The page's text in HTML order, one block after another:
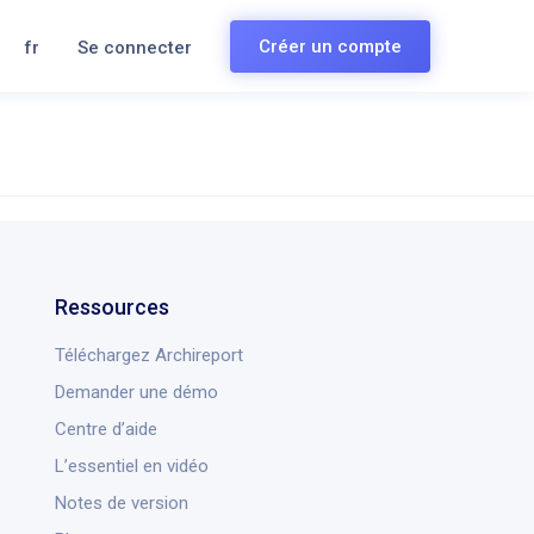
fr Se connecter Créer un compte
Ressources
Téléchargez Archireport
Demander une démo
Centre d’aide
L’essentiel en vidéo
Notes de version